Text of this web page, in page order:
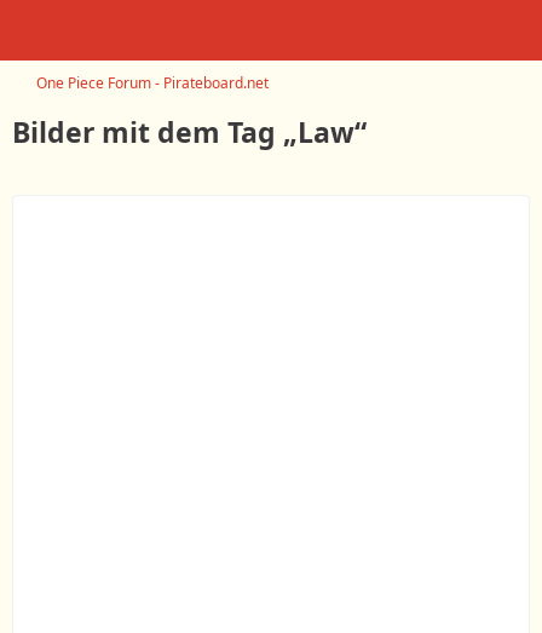
One Piece Forum - Pirateboard.net
Bilder mit dem Tag „Law“